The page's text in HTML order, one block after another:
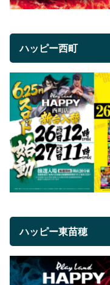
ハッピー西町
ハッピー東苗穂